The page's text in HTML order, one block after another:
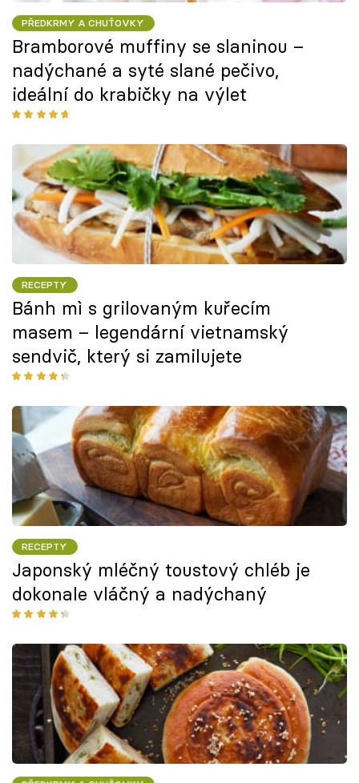
PŘEDKRMY A CHUŤOVKY
Bramborové muffiny se slaninou –
nadýchané a syté slané pečivo,
ideální do krabičky na výlet
RECEPTY
Bánh mì s grilovaným kuřecím
masem – legendární vietnamský
sendvič, který si zamilujete
RECEPTY
Japonský mléčný toustový chléb je
dokonale vláčný a nadýchaný